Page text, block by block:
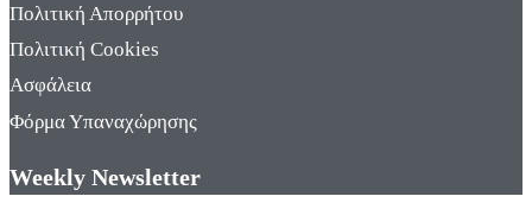
Πολιτική Απορρήτου
Πολιτική Cookies
Ασφάλεια
Φόρμα Υπαναχώρησης
Weekly Newsletter